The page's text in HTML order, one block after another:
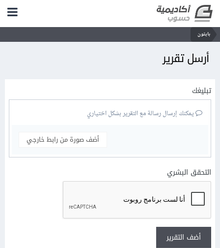
بايثون
أرسل تقرير
تبليغك
يمكنك إرسال رسالة مع التقرير بشكل اختياري
أضف صورة من رابط خارجي
التحقق البشري
أضف التقرير